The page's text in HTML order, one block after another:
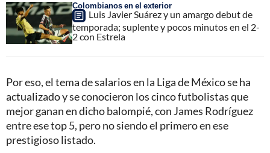
Colombianos en el exterior
Luis Javier Suárez y un amargo debut de
temporada; suplente y pocos minutos en el 2-
2 con Estrela
Por eso, el tema de salarios en la Liga de México se ha
actualizado y se conocieron los cinco futbolistas que
mejor ganan en dicho balompié, con James Rodríguez
entre ese top 5, pero no siendo el primero en ese
prestigioso listado.